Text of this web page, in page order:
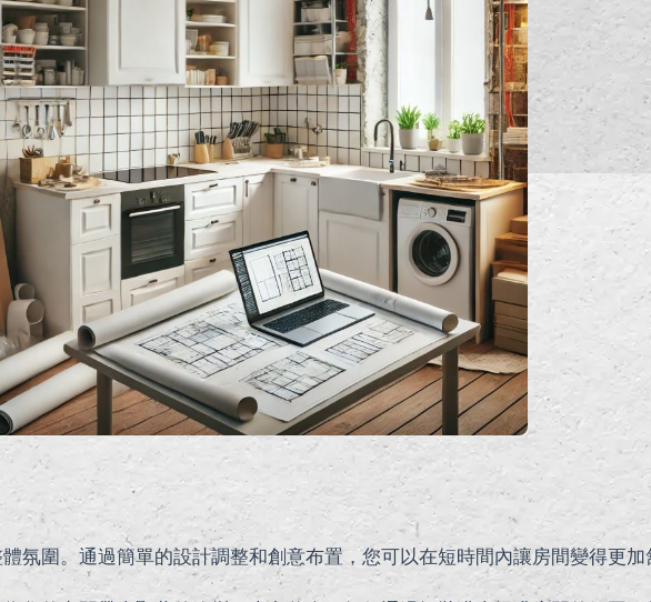
氛圍。通過簡單的設計調整和創意布置，您可以在短時間內讓房間變得更加